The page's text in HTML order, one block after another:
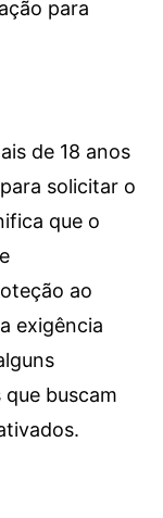
para
de 18 anos
solicitar o
que o
ao
exigência
buscam